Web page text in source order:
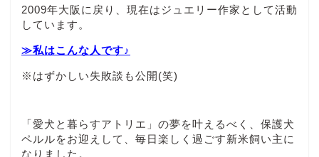
2009年大阪に戻り、現在はジュエリー作家として活動
しています。
≫私はこんな人です♪
※はずかしい失敗談も公開(笑)
「愛犬と暮らすアトリエ」の夢を叶えるべく、保護犬
ペルルをお迎えして、毎日楽しく過ごす新米飼い主に
なりました。